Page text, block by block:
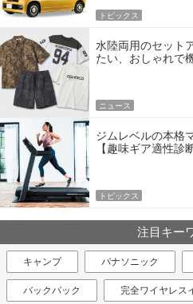
トピックス
水陸両用のセット
たい、おしゃれで
ニュース
ジムレベルの本格
【趣味ギア適性診
トピックス
注目キー
キャンプ パナソニック
バックパック 完全ワイヤレス